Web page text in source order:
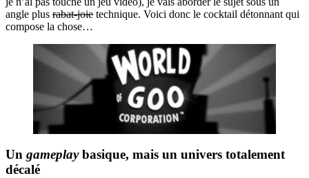
angle plus rabat-joie technique. Voici donc le cocktail détonnant qui
compose la chose…
Un gameplaybasique, mais un univers totalement
décalé